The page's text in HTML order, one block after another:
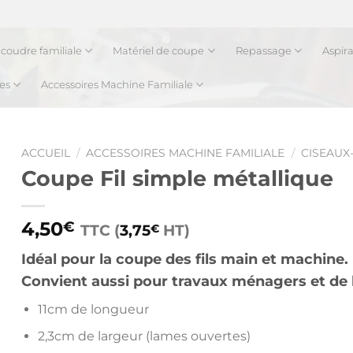
familiale Matériel de coupe Repassage
Accessoires Machine Familiale
ACCUEIL / ACCESSOIRES MACHINE FAMILIALE /
Coupe Fil simple métallique
4,50€ TTC (3,75€ HT)
Idéal pour la coupe des fils main et machine.
Convient aussi pour travaux ménagers et de
11cm de longueur
2,3cm de largeur (lames ouvertes)